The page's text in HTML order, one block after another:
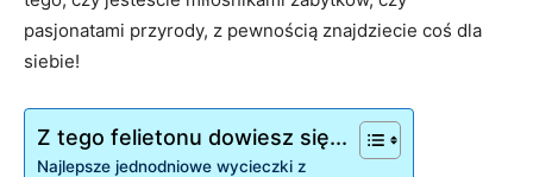
pasjonatami przyrody, z pewnością znajdziecie ‌coś dla
siebie!
Z tego felietonu dowiesz się...
Najlepsze jednodniowe wycieczki z